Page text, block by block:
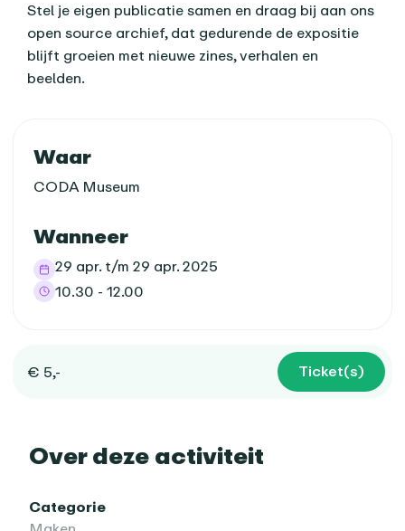
Stel je eigen publicatie samen en draag bij aan ons
open source archief, dat gedurende de expositie
blijft groeien met nieuwe zines, verhalen en
beelden.
Praktische informatie
Waar
CODA Museum
Wanneer
29 apr. t/m 29 apr. 2025
10.30 - 12.00
€ 5,- Ticket(s)
Over deze activiteit
Categorie